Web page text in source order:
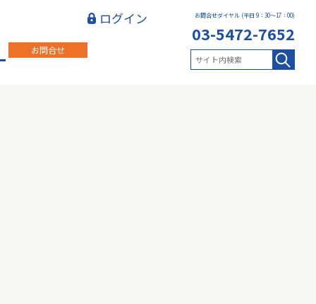
お問合せ
お問合せダイヤル (平日 9：30～17：00)
03-5472-7652
ログイン